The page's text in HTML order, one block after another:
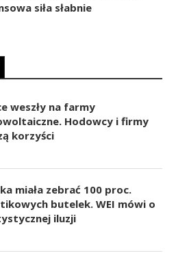
siła słabnie
weszły na farmy
Hodowcy i firmy
korzyści
miała zebrać 100 proc.
butelek. WEI mówi o
iluzji